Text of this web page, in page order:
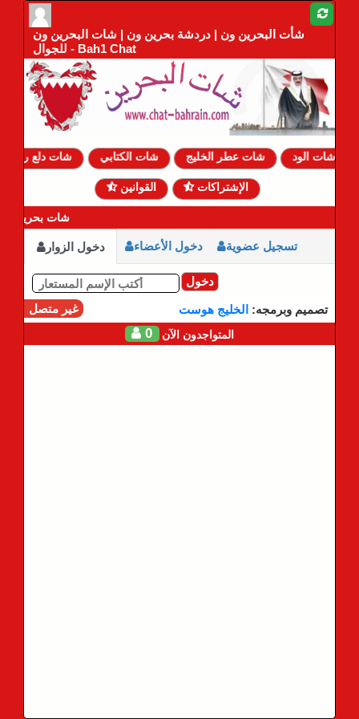
شأت البحرين ون | دردشة بحرين ون | شات البحرين ون
للجوال - Bah1 Chat
شات دلع روحي شات الكتابي شات عطر الخليج شات الود
القوانين الإشتراكات
شات بحرين
دخول الزوار دخول الأعضاء تسجيل عضوية
دخول
غير متصل
تصميم وبرمجه: الخليج هوست
0 المتواجدون الآن